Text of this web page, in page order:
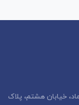
خیابان هشتم، پلاک